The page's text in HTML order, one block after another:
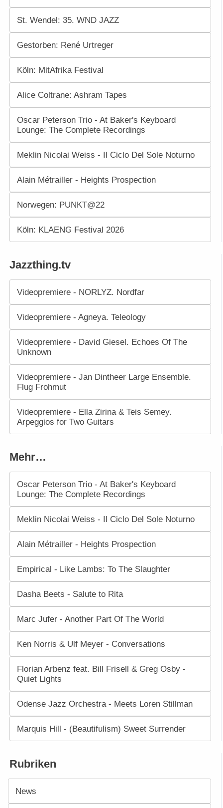
St. Wendel: 35. WND JAZZ
Gestorben: René Urtreger
Köln: MitAfrika Festival
Alice Coltrane: Ashram Tapes
Oscar Peterson Trio - At Baker's Keyboard
Lounge: The Complete Recordings
Meklin Nicolai Weiss - Il Ciclo Del Sole Noturno
Alain Métrailler - Heights Prospection
Norwegen: PUNKT@22
Köln: KLAENG Festival 2026
Jazzthing.tv
Videopremiere - NORLYZ. Nordfar
Videopremiere - Agneya. Teleology
Videopremiere - David Giesel. Echoes Of The
Unknown
Videopremiere - Jan Dintheer Large Ensemble.
Flug Frohmut
Videopremiere - Ella Zirina & Teis Semey.
Arpeggios for Two Guitars
Mehr…
Oscar Peterson Trio - At Baker's Keyboard
Lounge: The Complete Recordings
Meklin Nicolai Weiss - Il Ciclo Del Sole Noturno
Alain Métrailler - Heights Prospection
Empirical - Like Lambs: To The Slaughter
Dasha Beets - Salute to Rita
Marc Jufer - Another Part Of The World
Ken Norris & Ulf Meyer - Conversations
Florian Arbenz feat. Bill Frisell & Greg Osby -
Quiet Lights
Odense Jazz Orchestra - Meets Loren Stillman
Marquis Hill - (Beautifulism) Sweet Surrender
Rubriken
News